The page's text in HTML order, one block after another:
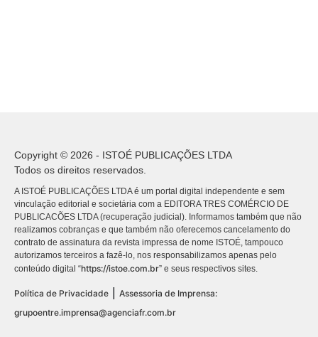
Copyright © 2026 - ISTOÉ PUBLICAÇÕES LTDA
Todos os direitos reservados.
A ISTOÉ PUBLICAÇÕES LTDA é um portal digital independente e sem
vinculação editorial e societária com a EDITORA TRES COMÉRCIO DE
PUBLICACÕES LTDA (recuperação judicial). Informamos também que não
realizamos cobranças e que também não oferecemos cancelamento do
contrato de assinatura da revista impressa de nome ISTOÉ, tampouco
autorizamos terceiros a fazê-lo, nos responsabilizamos apenas pelo
conteúdo digital “https://istoe.com.br” e seus respectivos sites.
Política de Privacidade
Assessoria de Imprensa:
grupoentre.imprensa@agenciafr.com.br